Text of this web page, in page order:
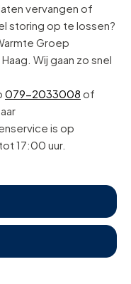
vervangen of
storing op te lossen?
Groep
Wij gaan zo snel
079-2033008 of
is op
17:00 uur.